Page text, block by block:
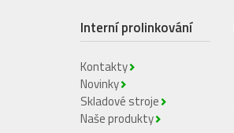
Interní prolinkování
Kontakty
Novinky
Skladové stroje
Naše produkty